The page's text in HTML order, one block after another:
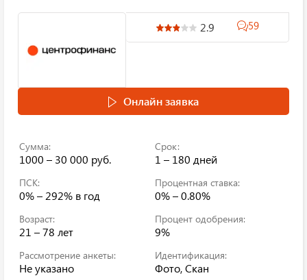
2.9 59
Онлайн заявка
Сумма:
1000 – 30 000 руб.
Срок:
1 – 180 дней
ПСК:
0% – 292% в год
Процентная ставка:
0% – 0.80%
Возраст:
21 – 78 лет
Процент одобрения:
9%
Рассмотрение анкеты:
Не указано
Идентификация:
Фото, Скан